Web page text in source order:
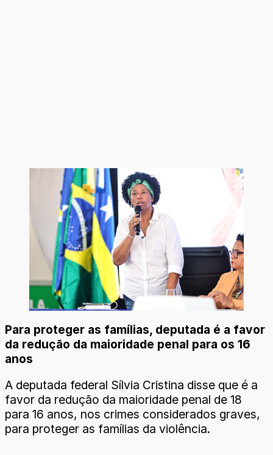
Para proteger as famílias, deputada é a favor
da redução da maioridade penal para os 16
anos
A deputada federal Sílvia Cristina disse que é a
favor da redução da maioridade penal de 18
para 16 anos, nos crimes considerados graves,
para proteger as famílias da violência.